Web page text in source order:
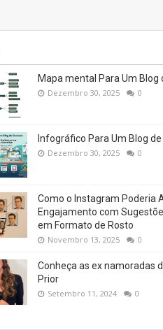
Mapa mental Para Um Blog
Dezembro 30, 2025 0
Infográfico Para Um Blog
Dezembro 30, 2025 0
Como o Instagram Poderia
Engajamento com
em Formato de Rosto
Novembro 13, 2025 0
Conheça as ex namoradas
Prior
Setembro 11, 2024 0